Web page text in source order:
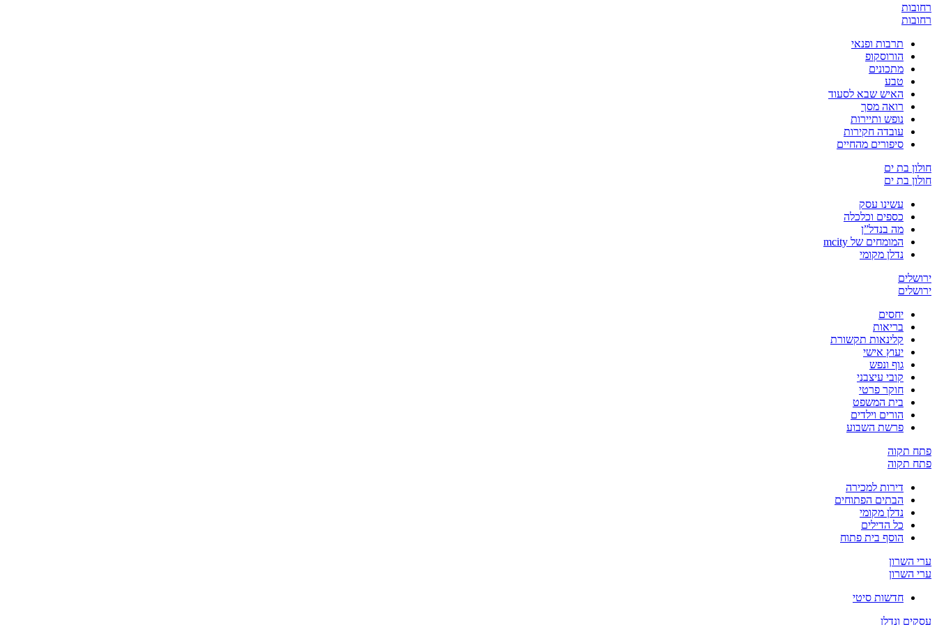
רחובות
רחובות
תרבות ופנאי
הורוסקופ
מתכונים
טבע
האיש שבא לסעוד
רואה מסך
נופש ותיירות
עובדה חקירות
סיפורים מהחיים
חולון בת ים
חולון בת ים
עשינו עסק
כספים וכלכלה
מה בנדל”ן
המומחים של mcity
נדלן מקומי
ירושלים
ירושלים
יחסים
בריאות
קלינאות תקשורת
יעוץ אישי
גוף ונפש
קובי עיצבני
חוקר פרטי
בית המשפט
הורים וילדים
פרשת השבוע
פתח תקוה
פתח תקוה
דירות למכירה
הבתים הפתוחים
נדלן מקומי
כל הדילים
הוסף בית פתוח
ערי השרון
ערי השרון
חדשות סיטי
עסקים ונדלן